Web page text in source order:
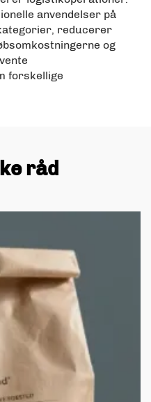
anvendelser på
reducerer
og
forskellige
råd